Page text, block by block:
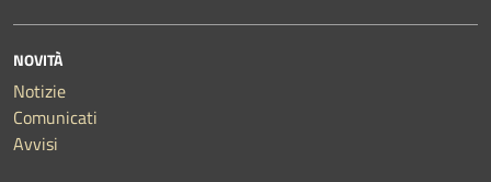
NOVITÀ
Notizie
Comunicati
Avvisi